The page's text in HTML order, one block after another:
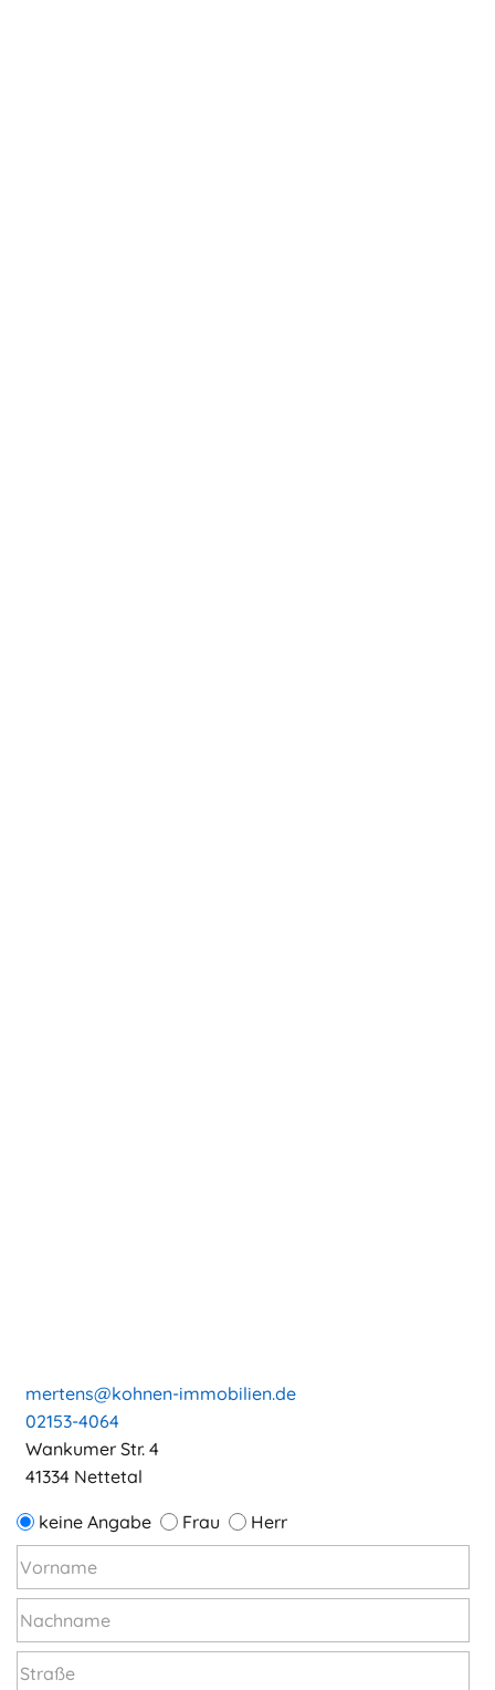
mertens@kohnen-immobilien.de
02153-4064
Wankumer Str. 4
41334 Nettetal
keine Angabe Frau Herr